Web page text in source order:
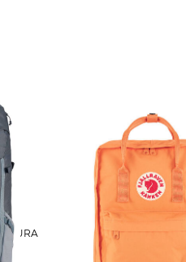
FJÄLLRÄVEN | Tagesrucksack
KANKEN FROST GREEN